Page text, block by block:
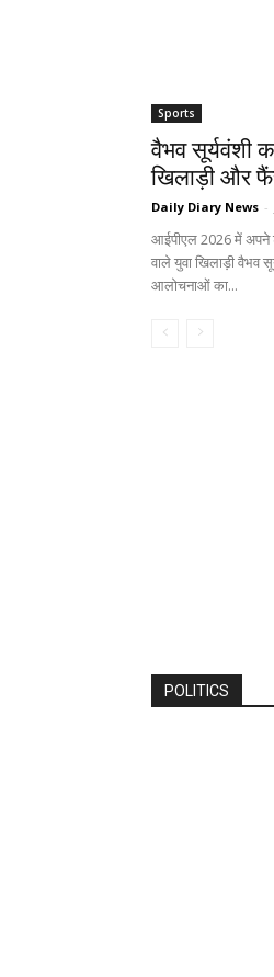
Sports
वैभव सूर्यवंशी
खिलाड़ी और
Daily Diary News -
आईपीएल 2026 में अपने
वाले युवा खिलाड़ी वैभव
आलोचनाओं का...
POLITICS